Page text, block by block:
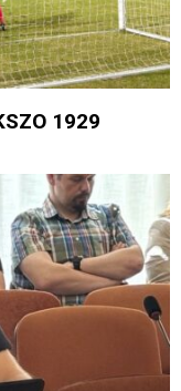
1929